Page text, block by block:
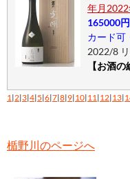
年月
165000円
カード可
2022/8
【お酒
1|2|3|4|5|6|7|8|9|10|11|12|13|
楯野川のページへ